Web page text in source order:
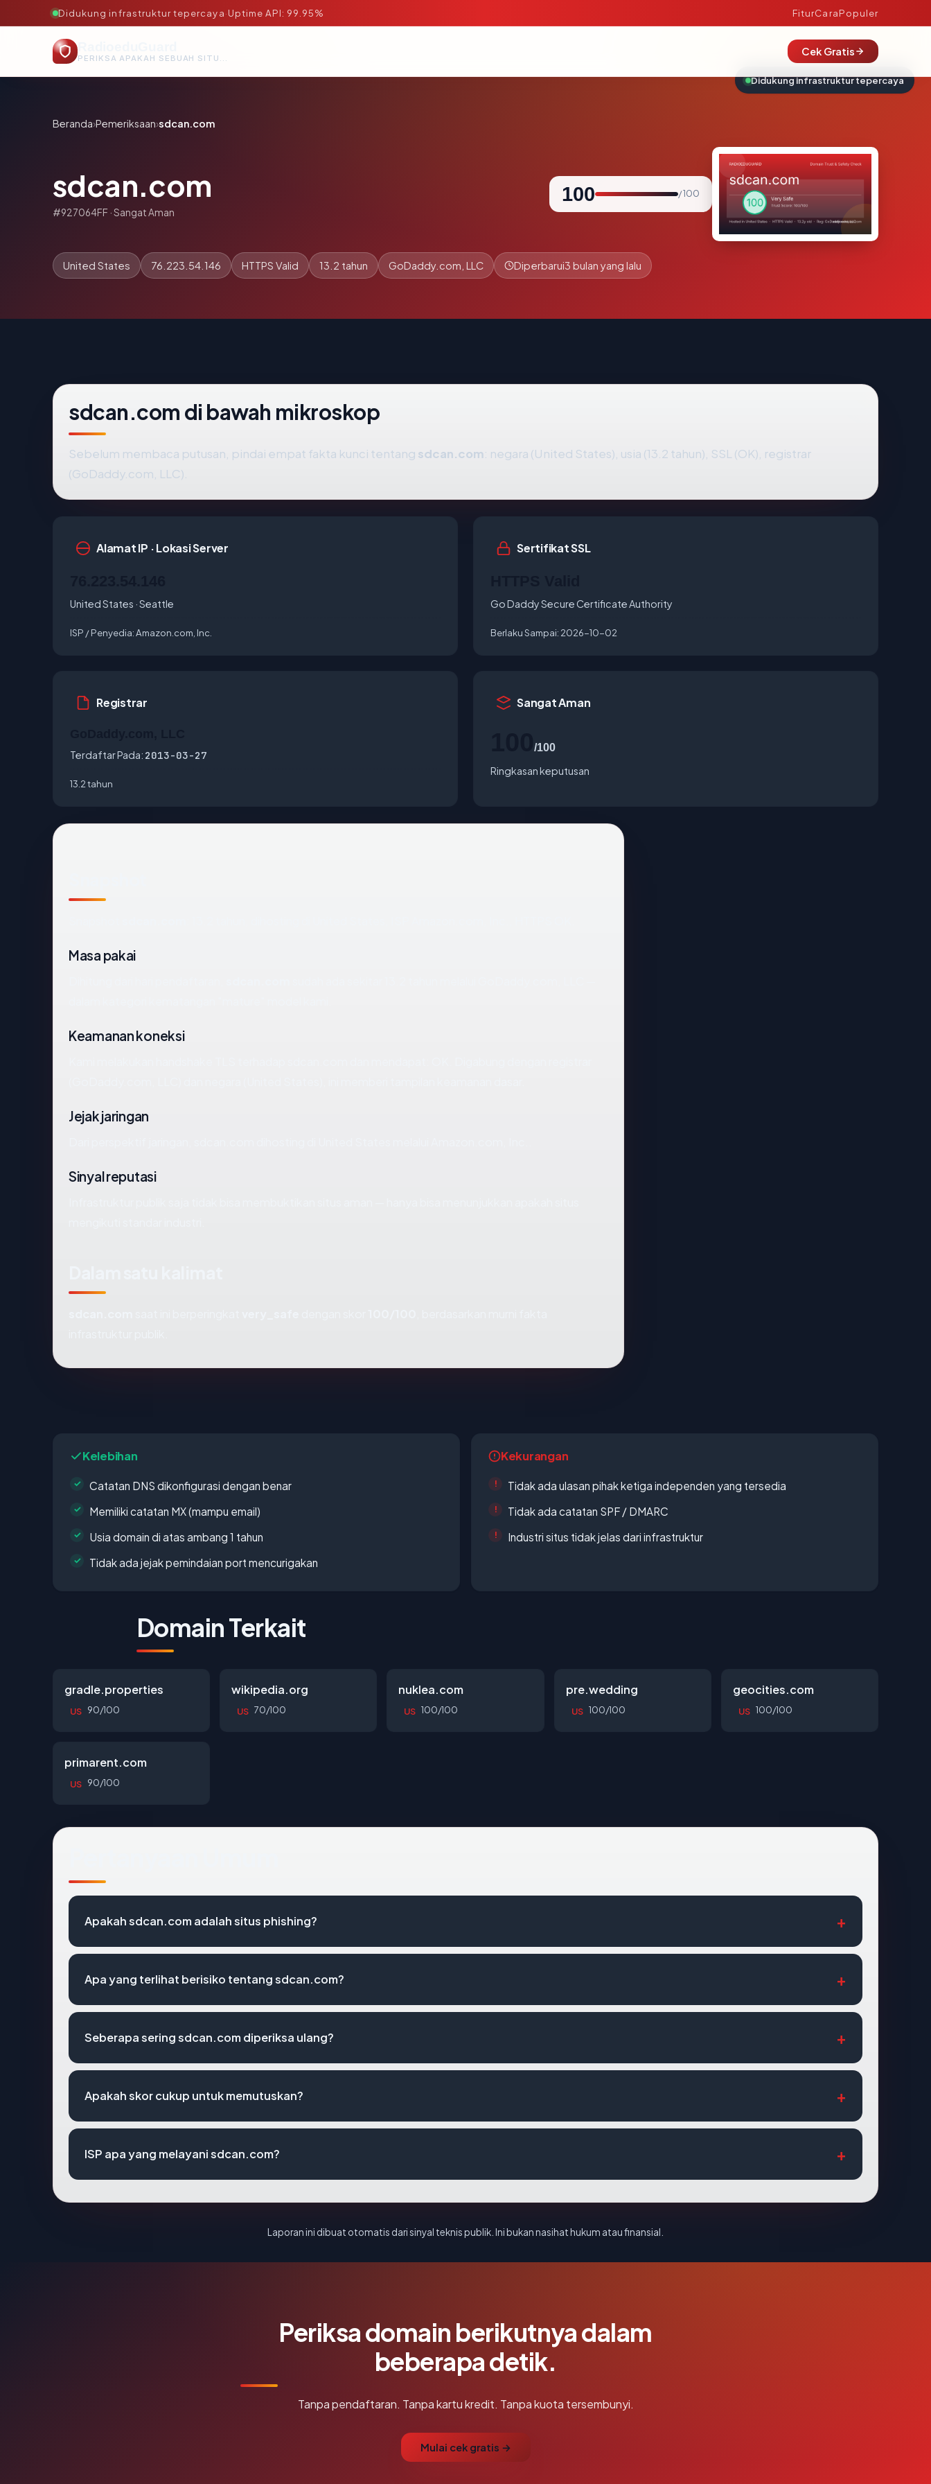
Didukung infrastruktur tepercaya·Uptime API: 99.95% FiturCaraPopuler
PERIKSA APAKAH SEBUAH SITUS AMAN, TEPERCAYA, DAN TERVERIFIKASI DALAM HITUNGAN DETIK.
Cek Gratis
Beranda›Pemeriksaan›sdcan.com
sdcan.com
#927064FF · Sangat Aman
100 / 100
United States 76.223.54.146 HTTPS Valid 13.2 tahun GoDaddy.com, LLC Diperbarui3 bulan yang lalu
sdcan.com di bawah mikroskop
Sebelum membaca putusan, pindai empat fakta kunci tentang sdcan.com: negara (United States), usia (13.2 tahun), SSL (OK), registrar
(GoDaddy.com, LLC).
Alamat IP · Lokasi Server
United States · Seattle
ISP / Penyedia:Amazon.com, Inc.
Sertifikat SSL
Go Daddy Secure Certificate Authority
Berlaku Sampai: 2026-10-02
Registrar
Terdaftar Pada: 2013-03-27
13.2 tahun
Sangat Aman
/100
Ringkasan keputusan
Masa pakai
Keamanan koneksi
Jejak jaringan
Sinyal reputasi
Kelebihan
Catatan DNS dikonfigurasi dengan benar
Memiliki catatan MX (mampu email)
Usia domain di atas ambang 1 tahun
Tidak ada jejak pemindaian port mencurigakan
Kekurangan
Tidak ada ulasan pihak ketiga independen yang tersedia
Tidak ada catatan SPF / DMARC
Industri situs tidak jelas dari infrastruktur
Domain Terkait
gradle.properties
US 90/100
wikipedia.org
US 70/100
nuklea.com
US 100/100
pre.wedding
US 100/100
geocities.com
US 100/100
primarent.com
US 90/100
Apakah sdcan.com adalah situs phishing?
Apa yang terlihat berisiko tentang sdcan.com?
Seberapa sering sdcan.com diperiksa ulang?
Apakah skor cukup untuk memutuskan?
ISP apa yang melayani sdcan.com?
Laporan ini dibuat otomatis dari sinyal teknis publik. Ini bukan nasihat hukum atau finansial.
Periksa domain berikutnya dalam
beberapa detik.
Tanpa pendaftaran. Tanpa kartu kredit. Tanpa kuota tersembunyi.
Mulai cek gratis →
Didukung infrastruktur tepercaya